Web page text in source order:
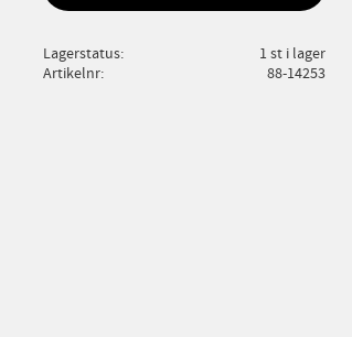
Lagerstatus
1 st i lager
Artikelnr
88-14253